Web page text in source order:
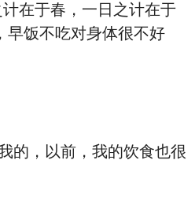
计在于春，一日之计在于
早饭不吃对身体很不好
的，以前，我的饮食也很